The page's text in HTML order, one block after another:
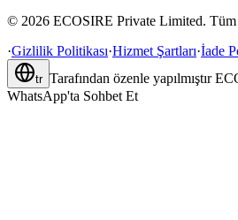
© 2026 ECOSIRE Private Limited. Tüm
·Gizlilik Politikası·Hizmet Şartları·İade
tr Tarafından özenle yapılmıştır
WhatsApp'ta Sohbet Et